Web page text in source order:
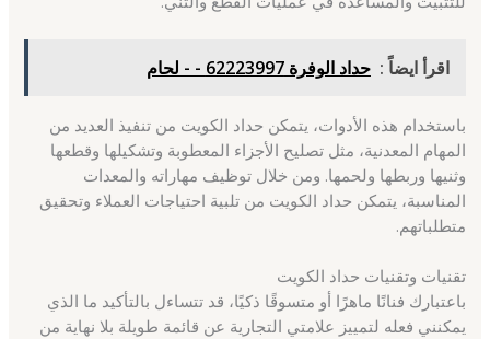
اقرأ ايضاً : حداد الوفرة 62223997 - - لحام
باستخدام هذه الأدوات، يتمكن حداد الكويت من تنفيذ العديد من
المهام المعدنية، مثل تصليح الأجزاء المعطوبة وتشكيلها وقطعها
وثنيها وربطها ولحمها. ومن خلال توظيف مهاراته والمعدات
المناسبة، يتمكن حداد الكويت من تلبية احتياجات العملاء وتحقيق
متطلباتهم.
تقنيات وتقنيات حداد الكويت
باعتبارك فنانًا ماهرًا أو متسوقًا ذكيًا، قد تتساءل بالتأكيد ما الذي
يمكنني فعله لتمييز علامتي التجارية عن قائمة طويلة بلا نهاية من